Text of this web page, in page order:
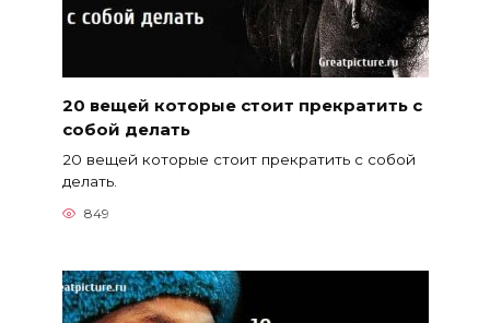
20 вещей которые стоит прекратить с
собой делать
20 вещей которые стоит прекратить с собой
делать.
849